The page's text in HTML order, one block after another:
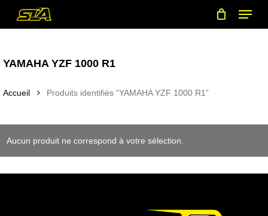
Menu
YAMAHA YZF 1000 R1
Accueil Produits identifiés “YAMAHA YZF 1000 R1”
Aucun produit ne correspond à votre sélection.